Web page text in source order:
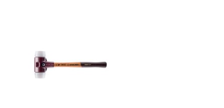
"Металл-Экспо'2024", которая пройдет...
Читать дальше